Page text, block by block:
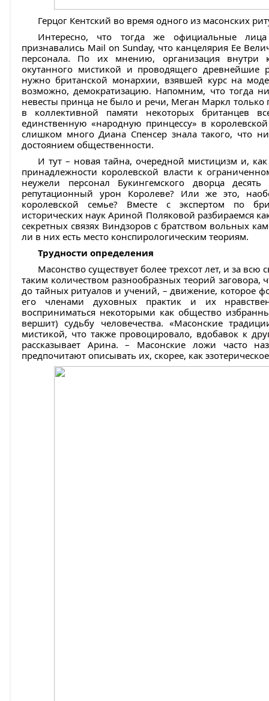
Герцог Кентский во время одного из масонских
Интересно, что тогда же официальные
признавались Mail on Sunday, что канцелярия Ее
персонала. По их мнению, организация внутри
окутанного мистикой и проводящего древнейшие
нужно британской монархии, взявшей курс на
возможно, демократизацию. Напомним, что тогда
невесты принца не было и речи, Меган Маркл только
в коллективной памяти некоторых британцев
единственную «народную принцессу» в
слишком много Диана Спенсер знала такого, что
достоянием общественности.
И тут – новая тайна, очередной мистицизм и,
принадлежности королевской власти к
неужели персонал Букингемского дворца
репутационный урон Королеве? Или же это,
королевской семье? Вместе с экспертом по
исторических наук Ариной Поляковой разбираемся
секретных связях Виндзоров с братством вольных
ли в них есть место конспирологическим теориям.
Трудности определения
Масонство существует более трехсот лет, и за
таким количеством разнообразных теорий заговора,
до тайных ритуалов и учений, – движение, которое
его членами духовных практик и их
восприниматься некоторыми как общество
вершит) судьбу человечества. «Масонские
мистикой, что также провоцировало, вдобавок к
рассказывает Арина. – Масонские ложи часто
предпочитают описывать их, скорее, как